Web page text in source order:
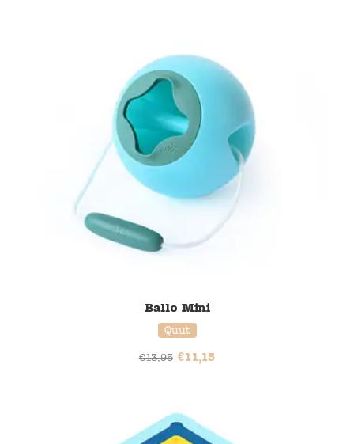
Ballo Mini
Quut
€13,95 €11,15